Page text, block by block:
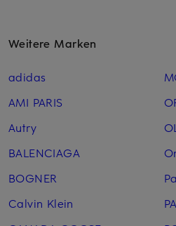
Weitere Marken
adidas
AMI PARIS
Autry
BALENCIAGA
BOGNER
Calvin Klein